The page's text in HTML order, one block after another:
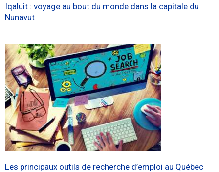
Iqaluit : voyage au bout du monde dans la capitale du
Nunavut
Les principaux outils de recherche d’emploi au Québec